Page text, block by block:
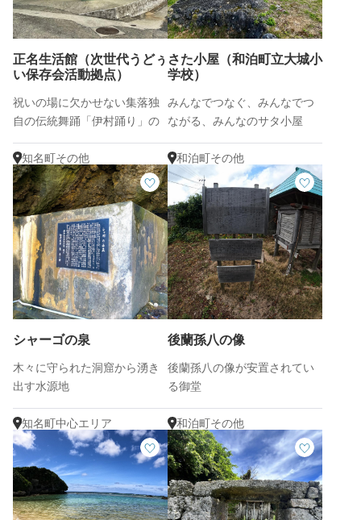
正名生活館（次世代うどぅ
い保存会活動拠点）
祝いの場に欠かせない集落独
自の伝統舞踊「伊村踊り」の
知名町その他
さた小屋（和泊町立大城小
学校）
みんなでつなぐ、みんなでつ
ながる、みんなのサタ小屋
和泊町その他
シャーゴの泉
木々に守られた洞窟から湧き
出す水源地
知名町中心エリア
後蘭孫八の像
後蘭孫八の像が安置されてい
る御堂
和泊町その他